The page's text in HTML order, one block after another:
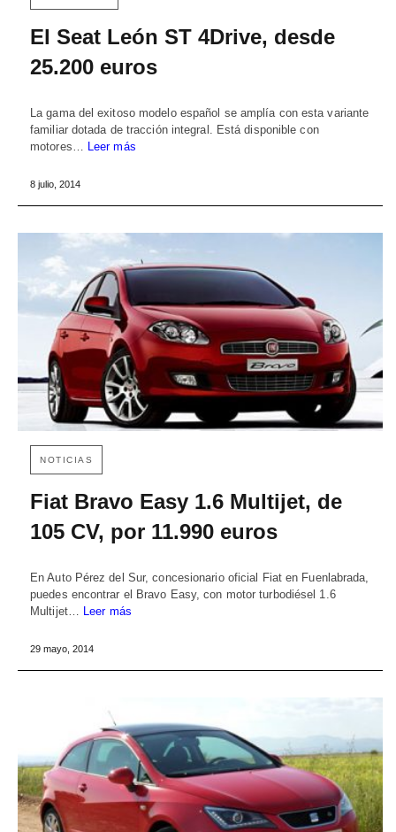
El Seat León ST 4Drive, desde
25.200 euros
La gama del exitoso modelo español se amplía con esta variante
familiar dotada de tracción integral. Está disponible con
motores… Leer más
8 julio, 2014
NOTICIAS
Fiat Bravo Easy 1.6 Multijet, de
105 CV, por 11.990 euros
En Auto Pérez del Sur, concesionario oficial Fiat en Fuenlabrada,
puedes encontrar el Bravo Easy, con motor turbodiésel 1.6
Multijet… Leer más
29 mayo, 2014